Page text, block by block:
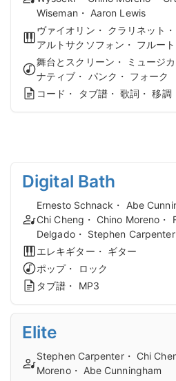
Wiseman・ Aaron Lewis
ヴァイオリン・ クラリネット
アルトサクソフォン・ フルー
舞台とスクリーン・ ミュージ
ナティブ・ パンク・ フォーク
コード・ タブ譜・ 歌詞・ 移調
Digital Bath
Ernesto Schnack・ Abe
Chi Cheng・ Chino Moreno・
Delgado・ Stephen Carpenter
エレキギター・ ギター
ポップ・ ロック
タブ譜・ MP3
Elite
Stephen Carpenter・ Chi
Moreno・ Abe Cunningham